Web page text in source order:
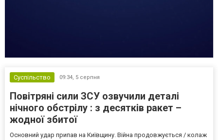
Суспільство 09:34, 5 серпня
Повітряні сили ЗСУ озвучили деталі
нічного обстрілу : з десятків ракет –
жодної збитої
Основний удар припав на Київщину. Війна продовжується / колаж